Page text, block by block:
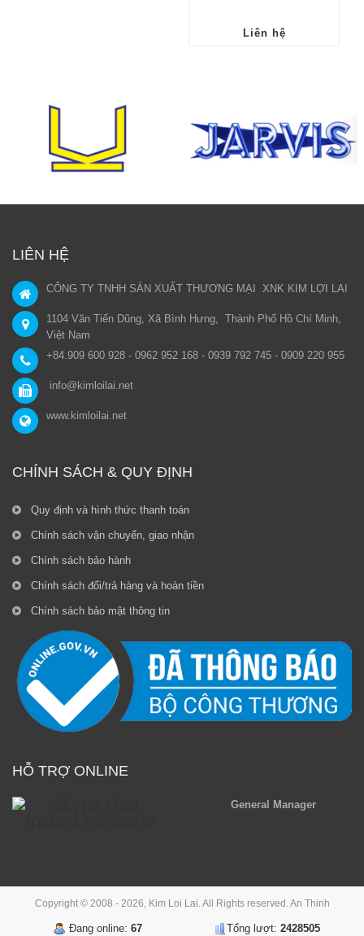
Liên hệ
LIÊN HỆ
CÔNG TY TNHH SẢN XUẤT THƯƠNG MẠI XNK KIM LỢI LAI
1104 Văn Tiến Dũng, Xã Bình Hưng, Thành Phố Hồ Chí Minh,
Việt Nam
+84.909 600 928 - 0962 952 168 - 0939 792 745 - 0909 220 955
info@kimloilai.net
www.kimloilai.net
CHÍNH SÁCH & QUY ĐỊNH
Quy định và hình thức thanh toán
Chính sách vận chuyển, giao nhận
Chính sách bảo hành
Chính sách đổi/trả hàng và hoàn tiền
Chính sách bảo mật thông tin
HỖ TRỢ ONLINE
General Manager
Copyright © 2008 - 2026, Kim Loi Lai. All Rights reserved. An Thinh
Đang online: 67 Tổng lượt: 2428505